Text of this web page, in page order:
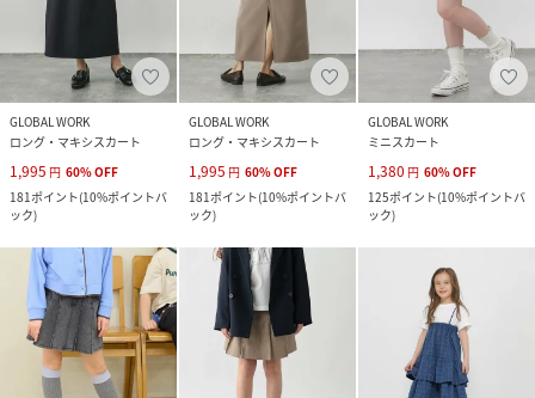
GLOBAL WORK
ロング・マキシスカート
1,995 円 60%OFF
181ポイント(10%ポイントバ
ック)
GLOBAL WORK
ロング・マキシスカート
1,995 円 60%OFF
181ポイント(10%ポイントバ
ック)
GLOBAL WORK
ミニスカート
1,380 円 60%OFF
125ポイント(10%ポイントバ
ック)